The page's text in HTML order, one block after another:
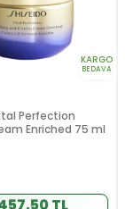
KARGO
BEDAVA
Perfection
Enriched 75 ml